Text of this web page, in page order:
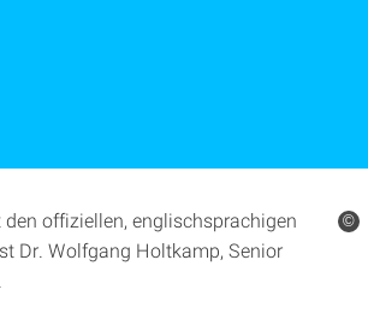
offiziellen, englischsprachigen
Dr. Wolfgang Holtkamp, Senior
©